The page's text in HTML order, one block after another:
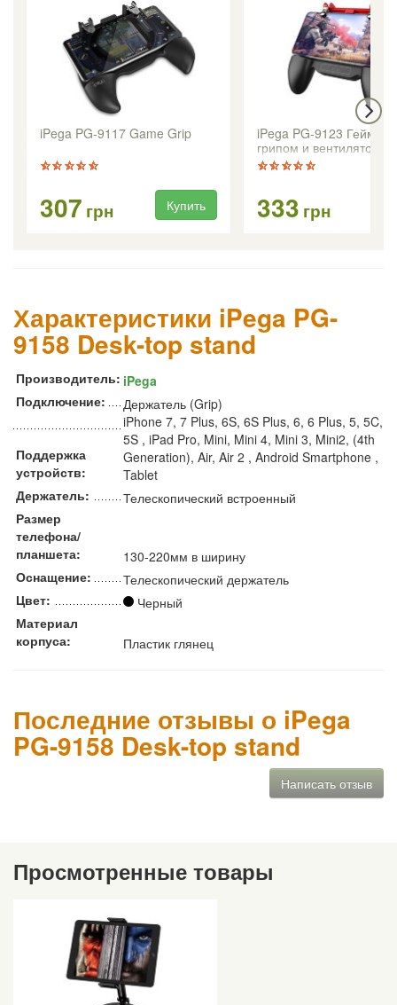
iPega PG-9117 Game Grip
307 грн Купить
iPega PG-9123
грипом и вентилятором
333 грн
Характеристики iPega PG-
9158 Desk-top stand
Производитель: iPega
Подключение:
Держатель (Grip)
Поддержка
устройств:
iPhone 7, 7 Plus, 6S, 6S Plus, 6, 6 Plus, 5, 5C,
5S , iPad Pro, Mini, Mini 4, Mini 3, Mini2, (4th
Generation), Air, Air 2 , Android Smartphone ,
Tablet
Держатель:
Телескопический встроенный
Размер
телефона/
планшета:
130-220мм в ширину
Оснащение:
Телескопический держатель
Цвет:
Черный
Материал
корпуса:
Пластик глянец
Последние отзывы о iPega
PG-9158 Desk-top stand
Написать отзыв
Просмотренные товары